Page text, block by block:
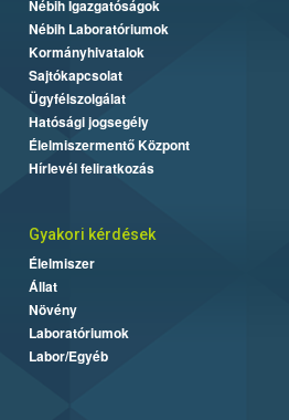
Nébih Igazgatóságok
Nébih Laboratóriumok
Kormányhivatalok
Sajtókapcsolat
Ügyfélszolgálat
Hatósági jogsegély
Élelmiszermentő Központ
Hírlevél feliratkozás
Gyakori kérdések
Élelmiszer
Állat
Növény
Laboratóriumok
Labor/Egyéb